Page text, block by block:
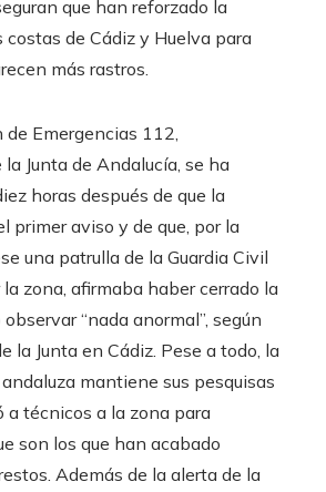
que han reforzado la
de Cádiz y Huelva para
más rastros.
Emergencias 112,
Junta de Andalucía, se ha
horas después de que la
primer aviso y de que, por la
una patrulla de la Guardia Civil
zona, afirmaba haber cerrado la
“nada anormal”, según
la Junta en Cádiz. Pese a todo, la
mantiene sus pesquisas
a técnicos a la zona para
son los que han acabado
Además de la alerta de la